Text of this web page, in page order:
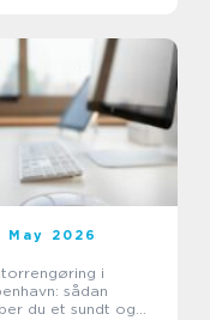
May 2026
i
sådan
du et sundt og